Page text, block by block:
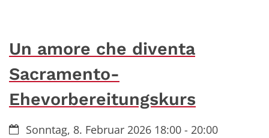
Un amore che diventa
Sacramento-
Ehevorbereitungskurs
Datum:Sonntag, 8. Februar 2026 18:00 - 20:00